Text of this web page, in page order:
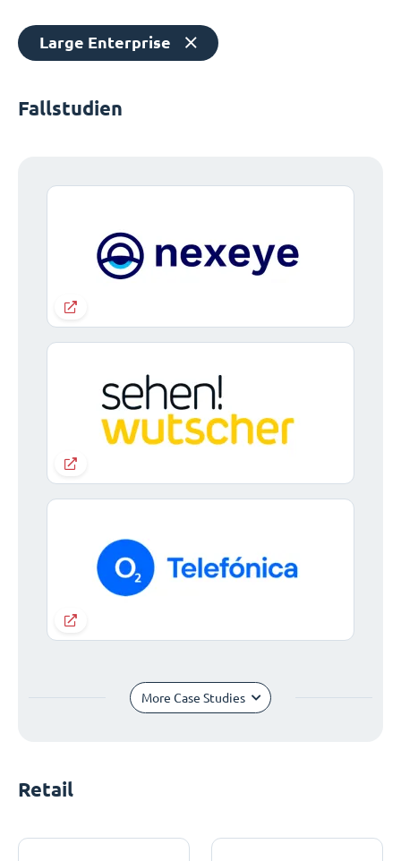
Large Enterprise
Fallstudien
More Case Studies
Retail